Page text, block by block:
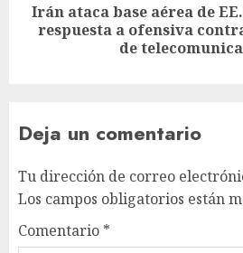
Irán ataca base aérea de
respuesta a ofensiva
de
Deja un comentario
Tu dirección de correo
Los campos obligatorios están
Comentario *